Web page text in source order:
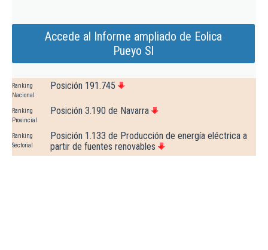
Accede al Informe ampliado de Eolica
Pueyo Sl
Ranking
Nacional
Posición 191.745
Ranking
Provincial
Posición 3.190 de Navarra
Ranking
Sectorial
Posición 1.133 de Producción de energía eléctrica a
partir de fuentes renovables